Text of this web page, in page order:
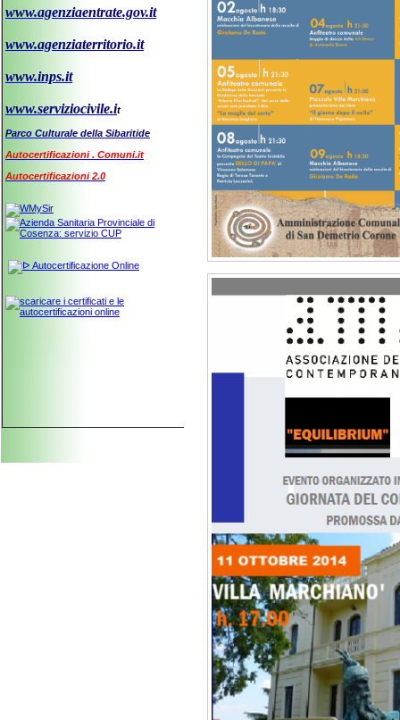
www.agenziaentrate.gov.it
www.agenziaterritorio.it
www.inps.it
www.serviziocivile.it
Parco Culturale della Sibaritide
Autocertificazioni . Comuni.it
Autocertificazioni 2.0